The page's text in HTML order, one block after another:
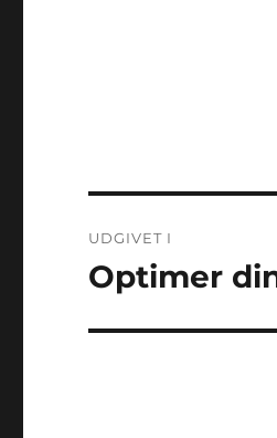
UDGIVET I
Optimer